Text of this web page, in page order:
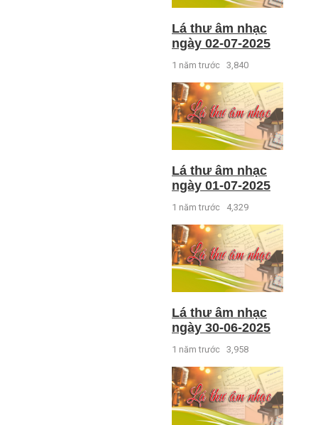
Lá thư âm nhạc
ngày 02-07-2025
1 năm trước 3,840
Lá thư âm nhạc
ngày 01-07-2025
1 năm trước 4,329
Lá thư âm nhạc
ngày 30-06-2025
1 năm trước 3,958